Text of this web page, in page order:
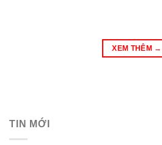
XEM THÊM →
TIN MỚI